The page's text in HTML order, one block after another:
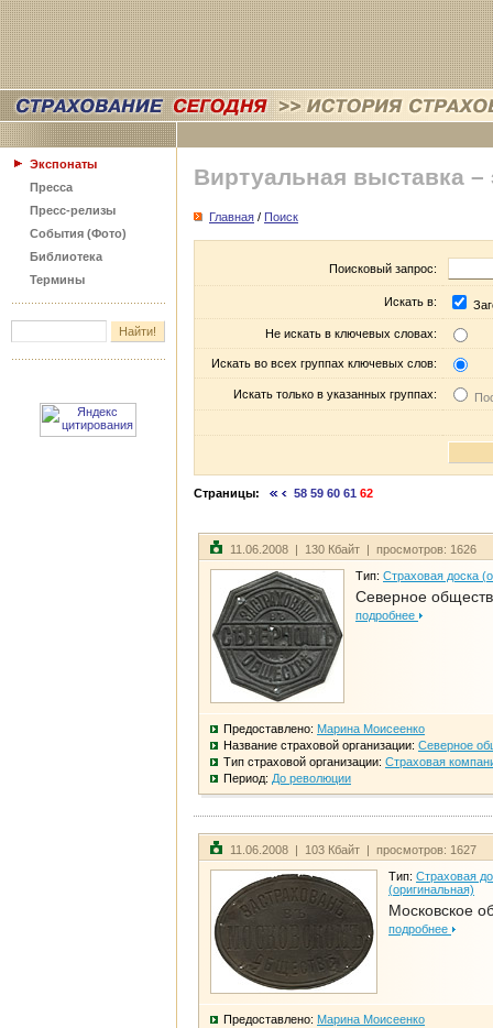
Экспонаты
Пресса
Пресс-релизы
События (Фото)
Библиотека
Термины
Виртуальная выставка –
Главная / Поиск
Поисковый запрос:
Искать в:
Не искать в ключевых словах:
Искать во всех группах ключевых слов:
Искать только в указанных группах:
Страницы: 58 59 60 61 62
11.06.2008 | 130 Кбайт | просмотров: 1626
Тип: Страховая доска
Северное
подробнее
Предоставлено: Марина Моисеенко
Название страховой организации: Северное
Тип страховой организации: Страховая
Период: До революции
11.06.2008 | 103 Кбайт | просмотров: 1627
Тип: Страховая
(оригинальная)
Московское
подробнее
Предоставлено: Марина Моисеенко